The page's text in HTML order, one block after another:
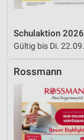
Schulaktion 2026
Gültig bis Di. 22.09.
Rossmann